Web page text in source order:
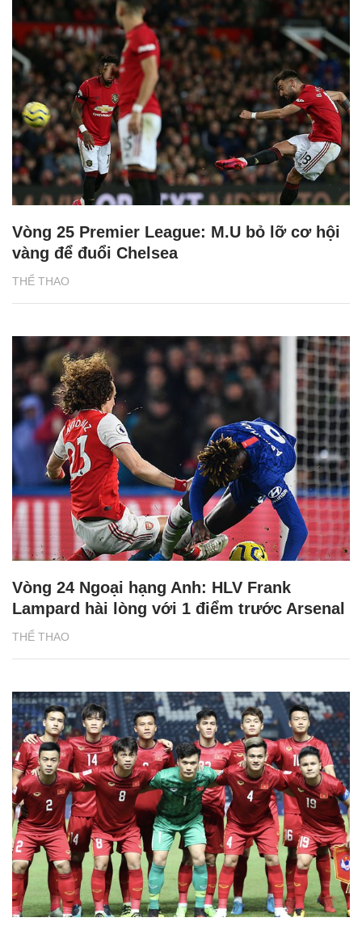
THỂ THAO
Vòng 25 Premier League: M.U bỏ lỡ cơ hội
vàng để đuổi Chelsea
THỂ THAO
Vòng 24 Ngoại hạng Anh: HLV Frank
Lampard hài lòng với 1 điểm trước Arsenal